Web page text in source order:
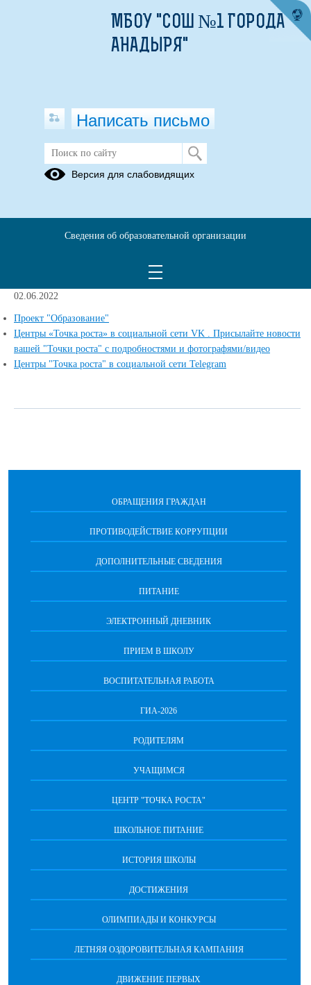
ДОПОЛНИТЕЛЬНАЯ
ИНФОРМАЦИЯ
ИНТЕРЕСНО!ВАЖНО!ПОЛЕЗНО!
02.06.2022
Проект "Образование"
Центры «Точка роста» в социальной сети VK . Присылайте новости
вашей "Точки роста" с подробностями и фотографями/видео
Центры "Точка роста" в социальной сети Telegram
ОБРАЩЕНИЯ ГРАЖДАН
ПРОТИВОДЕЙСТВИЕ КОРРУПЦИИ
ДОПОЛНИТЕЛЬНЫЕ СВЕДЕНИЯ
ПИТАНИЕ
ЭЛЕКТРОННЫЙ ДНЕВНИК
ПРИЕМ В ШКОЛУ
ВОСПИТАТЕЛЬНАЯ РАБОТА
ГИА-2026
РОДИТЕЛЯМ
УЧАЩИМСЯ
ЦЕНТР "ТОЧКА РОСТА"
ШКОЛЬНОЕ ПИТАНИЕ
ИСТОРИЯ ШКОЛЫ
ДОСТИЖЕНИЯ
ОЛИМПИАДЫ И КОНКУРСЫ
ЛЕТНЯЯ ОЗДОРОВИТЕЛЬНАЯ КАМПАНИЯ
ДВИЖЕНИЕ ПЕРВЫХ
МБОУ "СОШ №1 ГОРОДА
АНАДЫРЯ"
Написать письмо
Версия для слабовидящих
Сведения об образовательной организации